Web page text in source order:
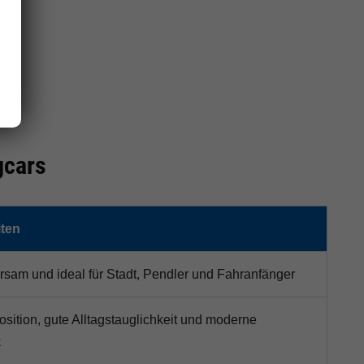
und ideal für Stadt, Pendler und Fahranfänger
gute Alltagstauglichkeit und moderne